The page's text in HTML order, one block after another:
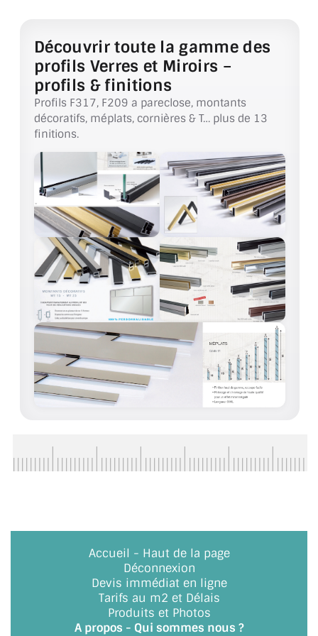
CATALOGUE DE PROFILS ET FIXATION DU
VERRE
LES FIXATIONS POUR MIROIR
LES PROFILS PAROI DE VERRE
VITRINE EN VERRE
CONNECTEURS ET ASSEMBLAGE DE VERRES
PLATS ET CORNIÈRES
LES CHARNIÈRES DE PORTE EN VERRE
BOUTONS ET POIGNÉES
BARRES DE STABILISATION
JOINTS D'ÉTANCHÉITÉS
FIXATION GARDES CORPS
EXEMPLES, RÉALISATIONS, INSPIRATIONS
NUANCIER RAL
COMMENT COUPER DU VERRE ?
Découvrir toute la gamme des
profils Verres et Miroirs –
profils & finitions
Profils F317, F209 a pareclose, montants
décoratifs, méplats, cornières & T… plus de 13
finitions.
Accueil - Haut de la page
Déconnexion
Devis immédiat en ligne
Tarifs au m2 et Délais
Produits et Photos
A propos - Qui sommes nous ?